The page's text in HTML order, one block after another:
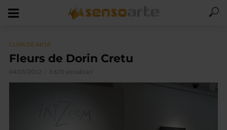
CLIPA DE ARTA
Fleurs de Dorin Cretu
04/05/2012 3.631 vizualizari